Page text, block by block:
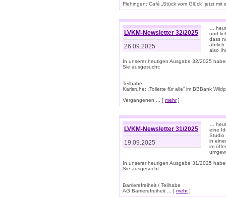
Flehingen: Café „Stück vom Glück“ jetzt mit
LVKM-Newsletter 32/2025
26.09.2025
…
und
dass
ährlich
also
In unserer heutigen Ausgabe 32/2025
Sie ausgesucht:
Teilhabe
Karlsruhe: „Toilette für alle“ im BBBank
--------------------------------------
Vergangenen ... [ mehr]
LVKM-Newsletter 31/2025
19.09.2025
…
eine
Studio
in
im
In unserer heutigen Ausgabe 31/2025
Sie ausgesucht:
Barrierefreiheit / Teilhabe
AG Barrierefreiheit ... [ mehr]